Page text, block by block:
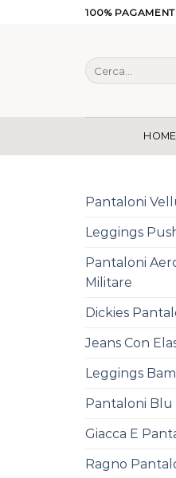
100%
Cerca:
HOME
Pantaloni
Leggings
Pantaloni
Militare
Dickies
Jeans Con
Leggings
Pantaloni Blu
Giacca E
Ragno